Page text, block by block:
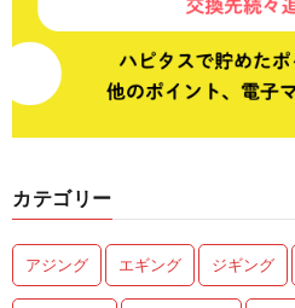
カテゴリー
アジング エギング ジギング